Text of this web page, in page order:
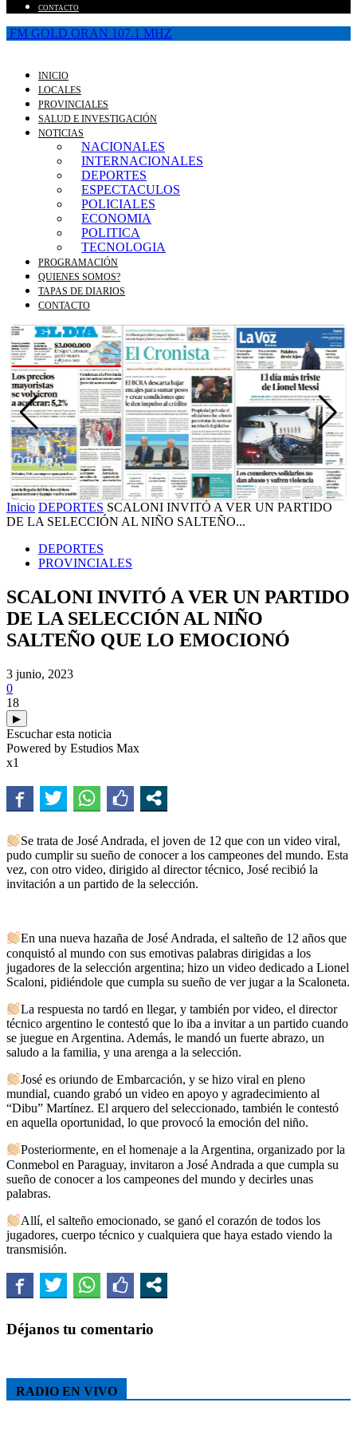
CONTACTO
FM GOLD ORAN 107.1 MHZ
INICIO
LOCALES
PROVINCIALES
SALUD E INVESTIGACIÓN
NOTICIAS
NACIONALES
INTERNACIONALES
DEPORTES
ESPECTACULOS
POLICIALES
ECONOMIA
POLITICA
TECNOLOGIA
PROGRAMACIÓN
QUIENES SOMOS?
TAPAS DE DIARIOS
CONTACTO
Inicio DEPORTES SCALONI INVITÓ A VER UN PARTIDO
DE LA SELECCIÓN AL NIÑO SALTEÑO...
DEPORTES
PROVINCIALES
SCALONI INVITÓ A VER UN PARTIDO
DE LA SELECCIÓN AL NIÑO
SALTEÑO QUE LO EMOCIONÓ
3 junio, 2023
0
18
▶
Escuchar esta noticia
Powered by Estudios Max
x1
Se trata de José Andrada, el joven de 12 que con un video viral,
pudo cumplir su sueño de conocer a los campeones del mundo. Esta
vez, con otro video, dirigido al director técnico, José recibió la
invitación a un partido de la selección.
En una nueva hazaña de José Andrada, el salteño de 12 años que
conquistó al mundo con sus emotivas palabras dirigidas a los
jugadores de la selección argentina; hizo un video dedicado a Lionel
Scaloni, pidiéndole que cumpla su sueño de ver jugar a la Scaloneta.
La respuesta no tardó en llegar, y también por video, el director
técnico argentino le contestó que lo iba a invitar a un partido cuando
se juegue en Argentina. Además, le mandó un fuerte abrazo, un
saludo a la familia, y una arenga a la selección.
José es oriundo de Embarcación, y se hizo viral en pleno
mundial, cuando grabó un video en apoyo y agradecimiento al
“Dibu” Martínez. El arquero del seleccionado, también le contestó
en aquella oportunidad, lo que provocó la emoción del niño.
Posteriormente, en el homenaje a la Argentina, organizado por la
Conmebol en Paraguay, invitaron a José Andrada a que cumpla su
sueño de conocer a los campeones del mundo y decirles unas
palabras.
Allí, el salteño emocionado, se ganó el corazón de todos los
jugadores, cuerpo técnico y cualquiera que haya estado viendo la
transmisión.
Déjanos tu comentario
RADIO EN VIVO